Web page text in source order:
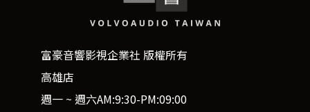
富豪音響影視企業社 版權所有
高雄店
週一 ~ 週六AM:9:30-PM:09:00